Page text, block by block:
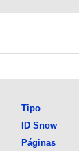
Tipo
ID Snow
Páginas